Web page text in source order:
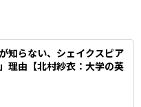
知らない、シェイクスピア
理由【北村紗衣：大学の英